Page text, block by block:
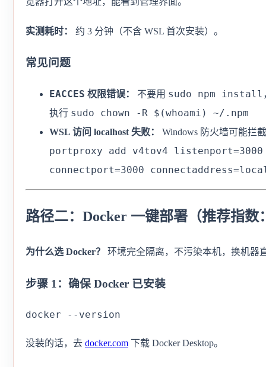
实测耗时： 约 3 分钟（不含 WSL 首次安装）。
常见问题
EACCES 权限错误： 不要用 sudo npm install
执行 sudo chown -R $(whoami) ~/.npm
WSL 访问 localhost 失败： Windows 防火墙可能拦
portproxy add v4tov4
connectport=3000
路径二：Docker 一键部署（推荐指数：
为什么选 Docker？ 环境完全隔离，不污染本机，换机器
步骤 1：确保 Docker 已安装
docker --version
没装的话，去 docker.com 下载 Docker Desktop。